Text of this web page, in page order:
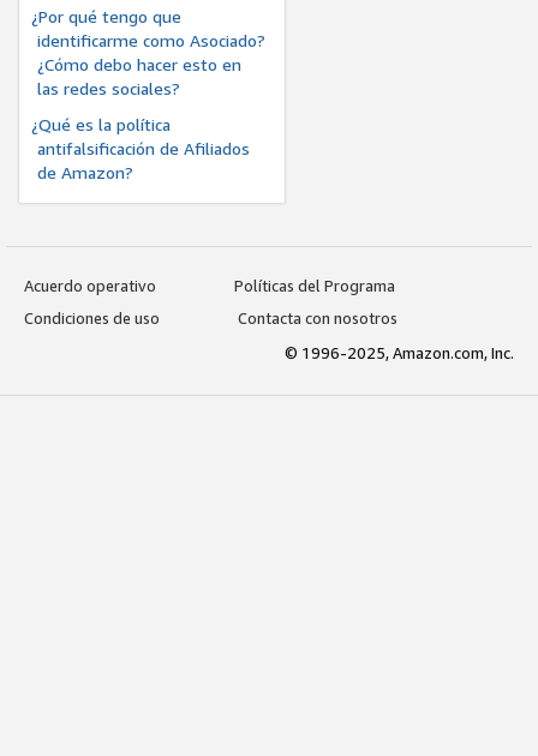
¿Por qué tengo que
identificarme como Asociado?
¿Cómo debo hacer esto en
las redes sociales?
¿Qué es la política
antifalsificación de Afiliados
de Amazon?
Acuerdo operativo
Políticas del Programa
Condiciones de uso
Contacta con nosotros
© 1996-2025, Amazon.com, Inc.